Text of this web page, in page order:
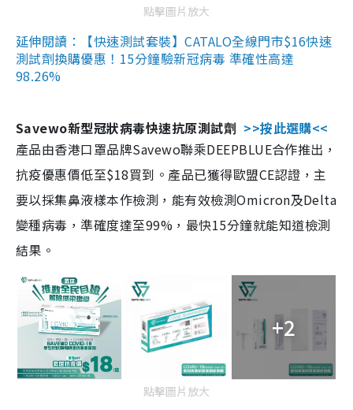
點擊圖片放大
延伸閱讀：【快速測試套裝】CATALO全線門市$16快速
測試劑換購優惠！15分鐘驗新冠病毒 準確性高達
98.26%
Savewo新型冠狀病毒快速抗原測試劑 >>按此選購<<
產品由香港口罩品牌Savewo聯乘DEEPBLUE合作推出，
抗疫優惠價低至$18買到。產品已獲得歐盟CE認證，主
要以採集鼻液樣本作檢測，能有效檢測Omicron及Delta
變種病毒，準確度達至99%，最快15分鐘就能知道檢測
結果。
+2
點擊圖片放大